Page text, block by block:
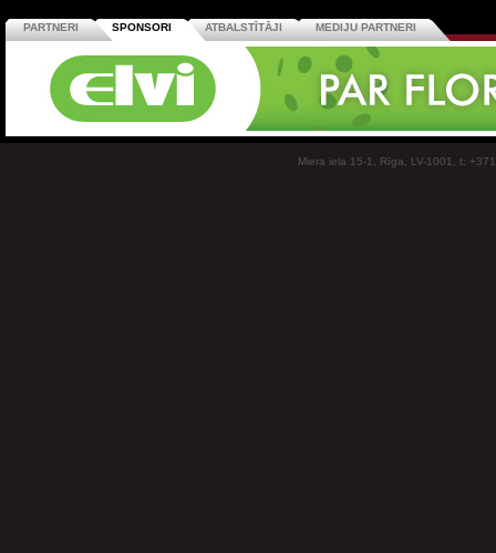
PARTNERI SPONSORI ATBALSTĪTĀJI MEDIJU PARTNERI
Miera iela 15-1, Rīga, LV-1001, t: